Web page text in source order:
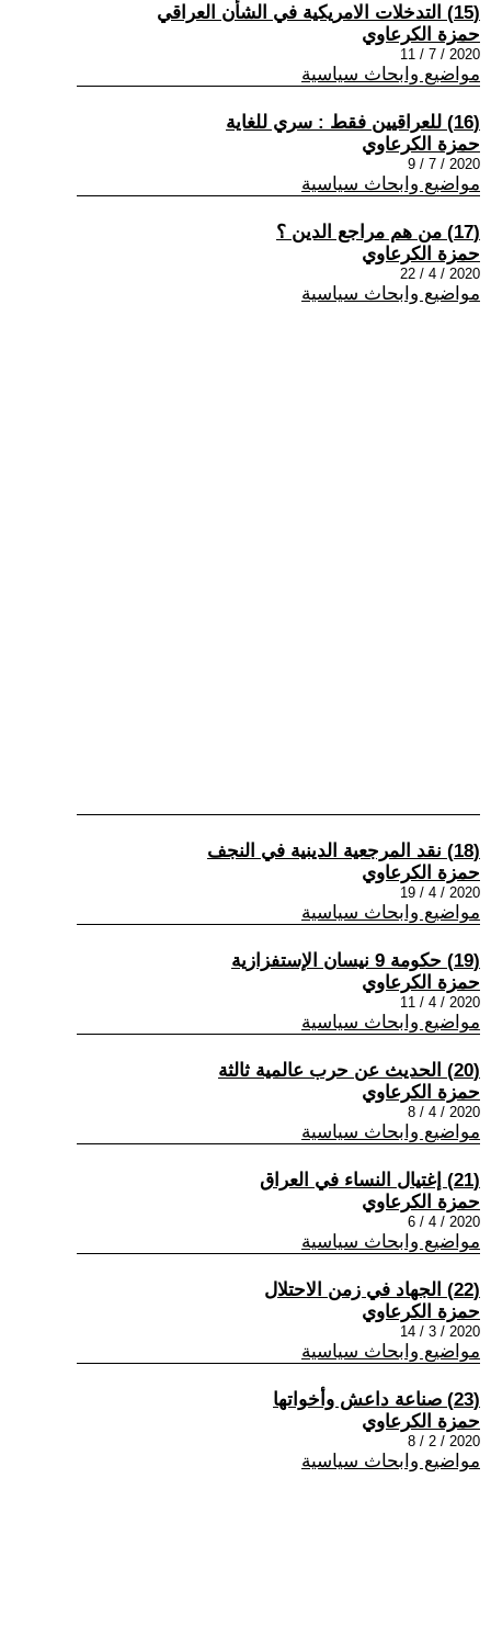
(15) التدخلات الامريكية في الشأن العراقي
حمزة الكرعاوي
2020 / 7 / 11
مواضيع وابحاث سياسية
(16) للعراقيين فقط : سري للغاية
حمزة الكرعاوي
2020 / 7 / 9
مواضيع وابحاث سياسية
(17) من هم مراجع الدين ؟
حمزة الكرعاوي
2020 / 4 / 22
مواضيع وابحاث سياسية
(18) نقد المرجعية الدينية في النجف
حمزة الكرعاوي
2020 / 4 / 19
مواضيع وابحاث سياسية
(19) حكومة 9 نيسان الإستفزازية
حمزة الكرعاوي
2020 / 4 / 11
مواضيع وابحاث سياسية
(20) الحديث عن حرب عالمية ثالثة
حمزة الكرعاوي
2020 / 4 / 8
مواضيع وابحاث سياسية
(21) إغتيال النساء في العراق
حمزة الكرعاوي
2020 / 4 / 6
مواضيع وابحاث سياسية
(22) الجهاد في زمن الاحتلال
حمزة الكرعاوي
2020 / 3 / 14
مواضيع وابحاث سياسية
(23) صناعة داعش وأخواتها
حمزة الكرعاوي
2020 / 2 / 8
مواضيع وابحاث سياسية